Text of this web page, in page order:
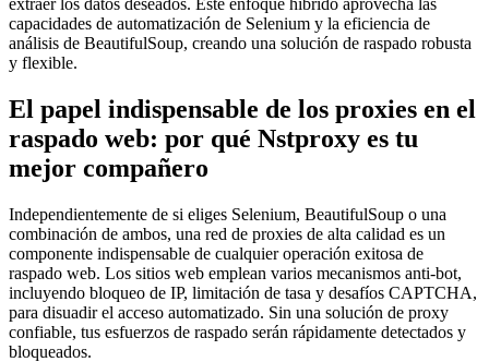
capacidades de automatización de Selenium y la eficiencia de
análisis de BeautifulSoup, creando una solución de raspado robusta
y flexible.
El papel indispensable de los proxies en el
raspado web: por qué Nstproxy es tu
mejor compañero
Independientemente de si eliges Selenium, BeautifulSoup o una
combinación de ambos, una red de proxies de alta calidad es un
componente indispensable de cualquier operación exitosa de
raspado web. Los sitios web emplean varios mecanismos anti-bot,
incluyendo bloqueo de IP, limitación de tasa y desafíos CAPTCHA,
para disuadir el acceso automatizado. Sin una solución de proxy
confiable, tus esfuerzos de raspado serán rápidamente detectados y
bloqueados.